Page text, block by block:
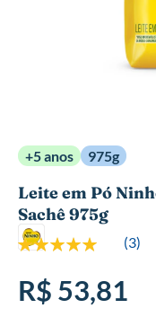
Leite em Pó
Sachê 975g
+5 anos 975g
Classificação:
(3)
R$ 53,81
para
início
da
Galeria
imagens